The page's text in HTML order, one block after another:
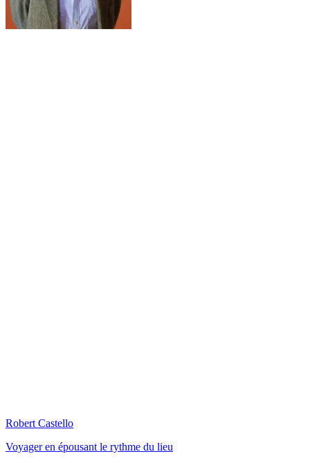
Robert Castello
Voyager en épousant le rythme du lieu